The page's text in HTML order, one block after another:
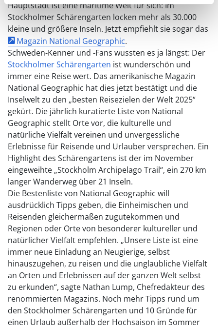
Hauptstadt ist eine maritime Welt für sich: Im
Stockholmer Schärengarten locken mehr als 30.000
kleine und größere Inseln. Jetzt empfiehlt sie sogar das
Magazin National Geographic.
Schweden-Kenner und -Fans wussten es ja längst: Der
Stockholmer Schärengarten ist wunderschön und
immer eine Reise wert. Das amerikanische Magazin
National Geographic hat dies jetzt bestätigt und die
Inselwelt zu den „besten Reisezielen der Welt 2025“
gekürt. Die jährlich kuratierte Liste von National
Geographic stellt Orte vor, die kulturelle und
natürliche Vielfalt vereinen und unvergessliche
Erlebnisse für Reisende und Urlauber versprechen. Ein
Highlight des Schärengartens ist der im November
eingeweihte „Stockholm Archipelago Trail“, ein 270 km
langer Wanderweg über 21 Inseln.
Die Bestenliste von National Geographic will
ausdrücklich Tipps geben, die Einheimischen und
Reisenden gleichermaßen zugutekommen und
Regionen oder Orte von besonderer kultureller und
natürlicher Vielfalt empfehlen. „Unsere Liste ist eine
immer neue Einladung an Neugierige, selbst
hinauszugehen, zu reisen und die unglaubliche Vielfalt
an Orten und Erlebnissen auf der ganzen Welt selbst
zu erkunden“, sagte Nathan Lump, Chefredakteur des
renommierten Magazins. Noch mehr Tipps rund um
den Stockholmer Schärengarten und 10 Gründe für
einen Urlaub außerhalb der Hochsaison im Sommer